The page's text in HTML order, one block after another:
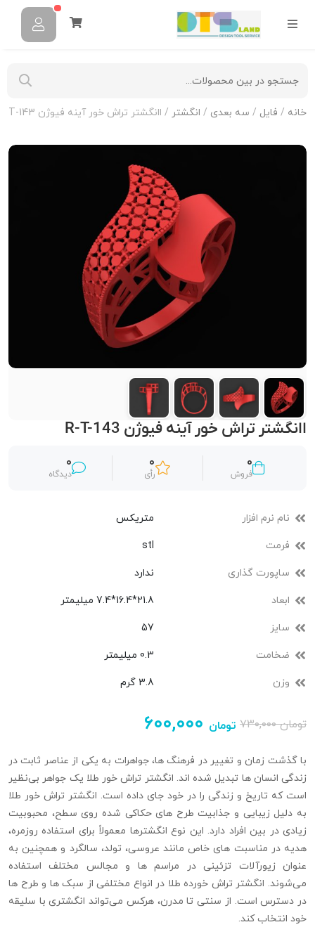
خانه / فایل / سه بعدی / انگشتر / اانگشتر تراش خور آینه فیوژن R-T-143
اانگشتر تراش خور آینه فیوژن R-T-143
0
فروش
0
رأی
0
دیدگاه
نام نرم افزار متریکس
فرمت stl
ساپورت گذاری ندارد
ابعاد 21.8*16.4*7.4 میلیمتر
سایز 57
ضخامت 0.3 میلیمتر
وزن 3.8 گرم
۷۳۰,۰۰۰تومان ۶۰۰,۰۰۰ تومان
با گذشت زمان و تغییر در فرهنگ‌ ها، جواهرات به یکی از عناصر ثابت در
زندگی انسان‌ ها تبدیل شده‌ اند. انگشتر تراش خور طلا یک جواهر بی‌نظیر
است که تاریخ و زندگی را در خود جای داده است. انگشتر تراش‌ خور طلا
به دلیل زیبایی و جذابیت طرح‌ های حکاکی شده روی سطح، محبوبیت
زیادی در بین افراد دارد. این نوع انگشترها معمولاً برای استفاده روزمره،
هدیه‌ در مناسبت‌ های خاص مانند عروسی، تولد، سالگرد و همچنین به
عنوان زیورآلات تزئینی در مراسم‌ ها و مجالس مختلف استفاده
می‌شوند. انگشتر تراش خورده طلا در انواع مختلفی از سبک‌ ها و طرح‌ ها
در دسترس است. از سنتی تا مدرن، هرکس می‌تواند انگشتری با سلیقه
خود انتخاب کند.